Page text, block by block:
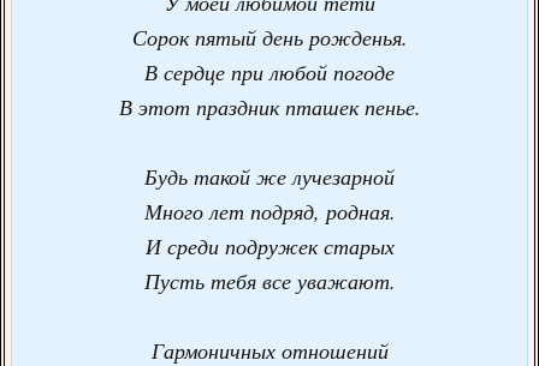
Сорок пятый день рожденья.
В сердце при любой погоде
В этот праздник пташек пенье.
Будь такой же лучезарной
Много лет подряд, родная.
И среди подружек старых
Пусть тебя все уважают.
Гармоничных отношений